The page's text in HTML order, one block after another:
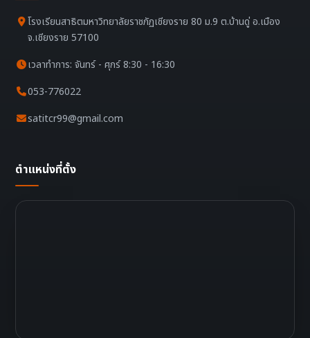
โรงเรียนสาธิตมหาวิทยาลัยราชภัฏเชียงราย 80 ม.9 ต.บ้านดู่ อ.เมือง
จ.เชียงราย 57100
เวลาทำการ: จันทร์ - ศุกร์ 8:30 - 16:30
053-776022
satitcr99@gmail.com
ตำแหน่งที่ตั้ง